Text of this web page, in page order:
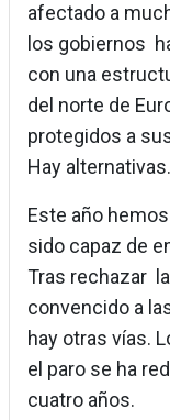
afectado a
los gobiernos
con una
del norte de
protegidos a
Hay alternativas.
Este año
sido capaz de
Tras rechazar
convencido a
hay otras vías.
el paro se ha
cuatro años.